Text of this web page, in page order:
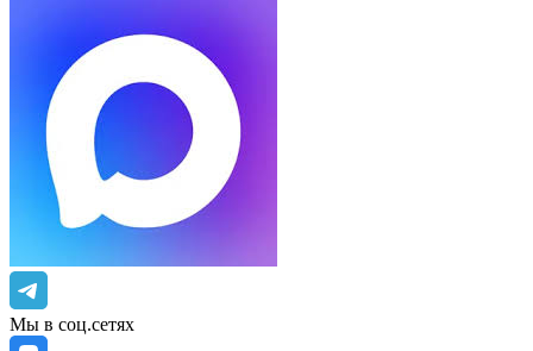
Мы в соц.сетях